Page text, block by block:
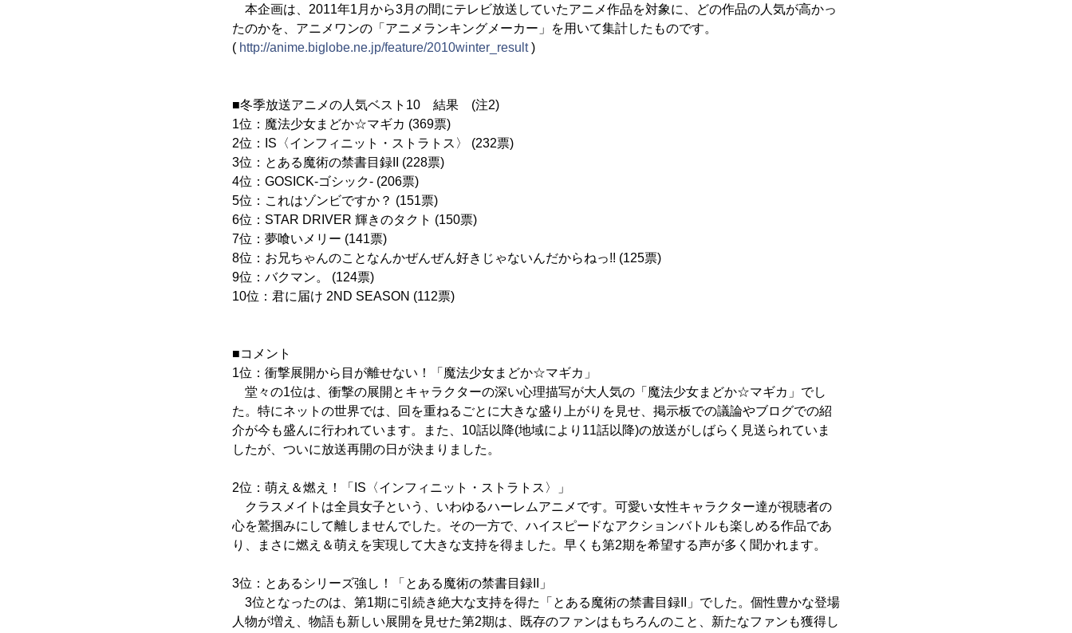
本企画は、2011年1月から3月の間にテレビ放送していたアニメ作品を対象に、どの作品の人気が高かっ
たのかを、アニメワンの「アニメランキングメーカー」を用いて集計したものです。
( http://anime.biglobe.ne.jp/feature/2010winter_result)
■冬季放送アニメの人気ベスト10 結果 (注2)
1位：魔法少女まどか☆マギカ (369票)
2位：IS〈インフィニット・ストラトス〉 (232票)
3位：とある魔術の禁書目録II (228票)
4位：GOSICK‐ゴシック‐ (206票)
5位：これはゾンビですか？ (151票)
6位：STAR DRIVER 輝きのタクト (150票)
7位：夢喰いメリー (141票)
8位：お兄ちゃんのことなんかぜんぜん好きじゃないんだからねっ!! (125票)
9位：バクマン。 (124票)
10位：君に届け 2ND SEASON (112票)
■コメント
1位：衝撃展開から目が離せない！「魔法少女まどか☆マギカ」
堂々の1位は、衝撃の展開とキャラクターの深い心理描写が大人気の「魔法少女まどか☆マギカ」でし
た。特にネットの世界では、回を重ねるごとに大きな盛り上がりを見せ、掲示板での議論やブログでの紹
介が今も盛んに行われています。また、10話以降(地域により11話以降)の放送がしばらく見送られていま
したが、ついに放送再開の日が決まりました。
2位：萌え＆燃え！「IS〈インフィニット・ストラトス〉」
クラスメイトは全員女子という、いわゆるハーレムアニメです。可愛い女性キャラクター達が視聴者の
心を鷲掴みにして離しませんでした。その一方で、ハイスピードなアクションバトルも楽しめる作品であ
り、まさに燃え＆萌えを実現して大きな支持を得ました。早くも第2期を希望する声が多く聞かれます。
3位：とあるシリーズ強し！「とある魔術の禁書目録II」
3位となったのは、第1期に引続き絶大な支持を得た「とある魔術の禁書目録II」でした。個性豊かな登場
人物が増え、物語も新しい展開を見せた第2期は、既存のファンはもちろんのこと、新たなファンも獲得し